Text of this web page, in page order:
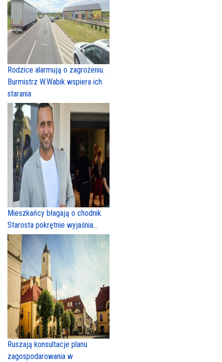
Rodzice alarmują o zagrożeniu.
Burmistrz W.Wabik wspiera ich
starania
Mieszkańcy błagają o chodnik.
Starosta pokrętnie wyjaśnia...
Ruszają konsultacje planu
zagospodarowania w